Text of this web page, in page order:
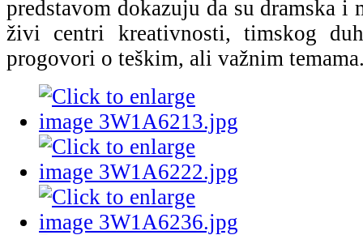
predstavom dokazuju da su dramska i
živi centri kreativnosti, timskog
progovori o teškim, ali važnim